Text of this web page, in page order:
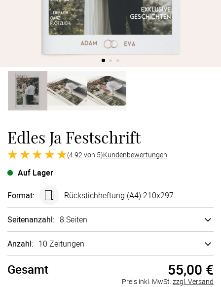
Edles Ja Festschrift
(4.92 von 5)Kundenbewertungen
Auf Lager
Format: Rück­stich­heftung (A4) 210x297
Seitenanzahl: 8 Seiten
Anzahl: 10 Zeitungen
Gesamt 55,00 €
Preis inkl. MwSt. zzgl. Versand